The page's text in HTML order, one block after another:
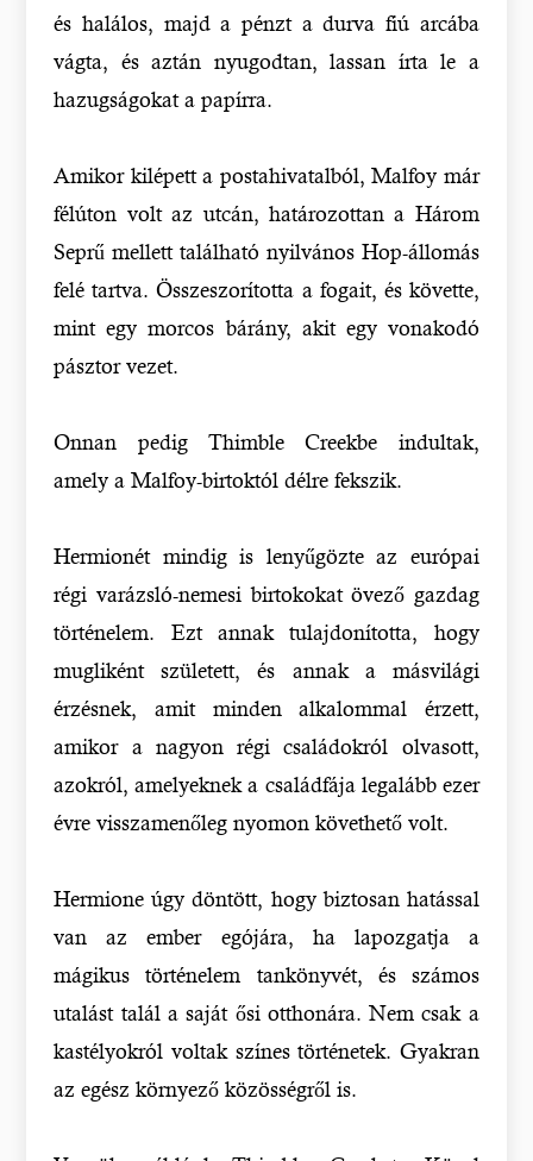
és halálos, majd a pénzt a durva fiú arcába
vágta, és aztán nyugodtan, lassan írta le a
hazugságokat a papírra.
Amikor kilépett a postahivatalból, Malfoy már
félúton volt az utcán, határozottan a Három
Seprű mellett található nyilvános Hop-állomás
felé tartva. Összeszorította a fogait, és követte,
mint egy morcos bárány, akit egy vonakodó
pásztor vezet.
Onnan pedig Thimble Creekbe indultak,
amely a Malfoy-birtoktól délre fekszik.
Hermionét mindig is lenyűgözte az európai
régi varázsló-nemesi birtokokat övező gazdag
történelem. Ezt annak tulajdonította, hogy
mugliként született, és annak a másvilági
érzésnek, amit minden alkalommal érzett,
amikor a nagyon régi családokról olvasott,
azokról, amelyeknek a családfája legalább ezer
évre visszamenőleg nyomon követhető volt.
Hermione úgy döntött, hogy biztosan hatással
van az ember egójára, ha lapozgatja a
mágikus történelem tankönyvét, és számos
utalást talál a saját ősi otthonára. Nem csak a
kastélyokról voltak színes történetek. Gyakran
az egész környező közösségről is.